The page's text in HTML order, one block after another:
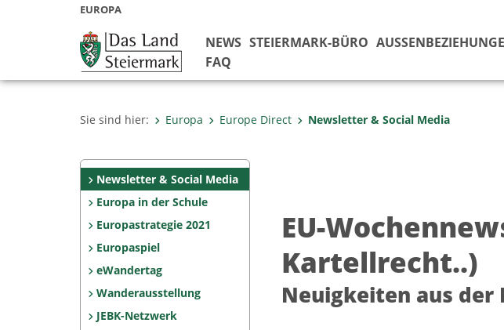
EUROPA
NEWS STEIERMARK-BÜRO AUSSENBEZIEHUNGEN
FAQ
Sie sind hier: Europa Europe Direct Newsletter & Social Media
Newsletter & Social Media
Europa in der Schule
Europastrategie 2021
Europaspiel
eWandertag
Wanderausstellung
JEBK-Netzwerk
EU-
Kartellrecht..)
Neuigkeiten aus der